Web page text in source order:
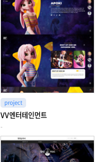
project
VV엔터테인먼트
-